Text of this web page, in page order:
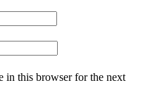
in this browser for the next